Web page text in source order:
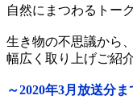
自然にまつわるトー
生き物の不思議から
幅広く取り上げご紹
～2020年3月放送分